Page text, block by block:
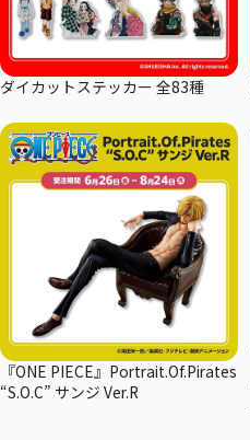
ダイカットステッカー 全83種
『ONE PIECE』Portrait.Of.Pirates
“S.O.C” サンジ Ver.R